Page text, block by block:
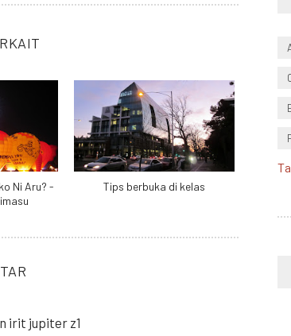
Ni Aru? -
Tips berbuka di kelas
irit jupiter z1